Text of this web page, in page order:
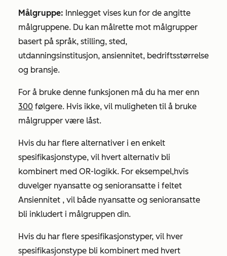
Målgruppe: Innlegget vises kun for de angitte
målgruppene. Du kan målrette mot målgrupper
basert på språk, stilling, sted,
utdanningsinstitusjon, ansiennitet, bedriftsstørrelse
og bransje.
For å bruke denne funksjonen må du ha mer enn
300 følgere. Hvis ikke, vil muligheten til å bruke
målgrupper være låst.
Hvis du har flere alternativer i en enkelt
spesifikasjonstype, vil hvert alternativ bli
kombinert med OR-logikk. For eksempel,hvis
duvelger nyansatte og senioransatte i feltet
Ansiennitet , vil både nyansatte og senioransatte
bli inkludert i målgruppen din.
Hvis du har flere spesifikasjonstyper, vil hver
spesifikasjonstype bli kombinert med hvert